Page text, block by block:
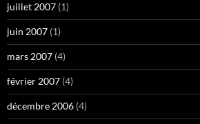
juillet 2007 (1)
juin 2007 (1)
mars 2007 (4)
février 2007 (4)
décembre 2006 (4)